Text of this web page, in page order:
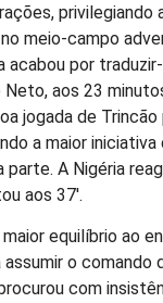
privilegiando
meio-campo
acabou por
aos 23
jogada de Trincão
a maior iniciativa
parte. A Nigéria
aos 37′.
equilíbrio ao
o comando
com